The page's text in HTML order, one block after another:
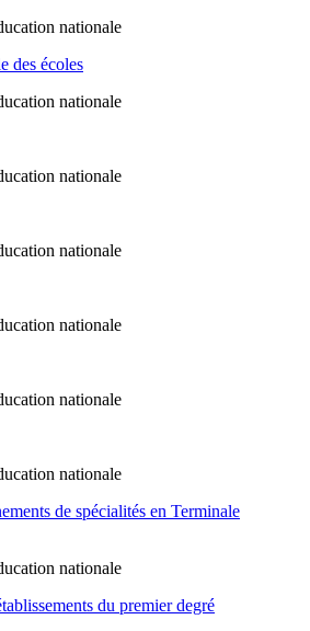
nationale
des écoles
nationale
nationale
nationale
nationale
nationale
nationale
de spécialités en Terminale
nationale
du premier degré